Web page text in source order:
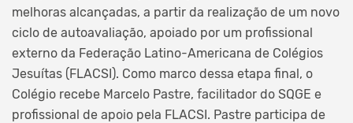
melhoras alcançadas, a partir da realização de um novo
ciclo de autoavaliação, apoiado por um profissional
externo da Federação Latino-Americana de Colégios
Jesuítas (FLACSI). Como marco dessa etapa final, o
Colégio recebe Marcelo Pastre, facilitador do SQGE e
profissional de apoio pela FLACSI. Pastre participa de